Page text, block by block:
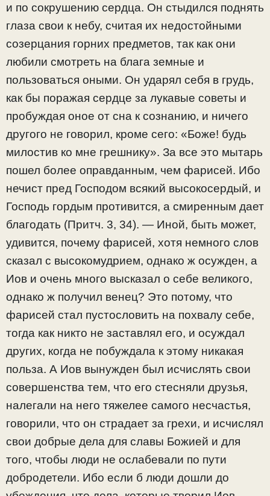
и по сокрушению сердца. Он стыдился поднять
глаза свои к небу, считая их недостойными
созерцания горних предметов, так как они
любили смотреть на блага земные и
пользоваться оными. Он ударял себя в грудь,
как бы поражая сердце за лукавые советы и
пробуждая оное от сна к сознанию, и ничего
другого не говорил, кроме сего: «Боже! будь
милостив ко мне грешнику». За все это мытарь
пошел более оправданным, чем фарисей. Ибо
нечист пред Господом всякий высокосердый, и
Господь гордым противится, а смиренным дает
благодать (Притч. 3, 34). — Иной, быть может,
удивится, почему фарисей, хотя немного слов
сказал с высокомудрием, однако ж осужден, а
Иов и очень много высказал о себе великого,
однако ж получил венец? Это потому, что
фарисей стал пустословить на похвалу себе,
тогда как никто не заставлял его, и осуждал
других, когда не побуждала к этому никакая
польза. А Иов вынужден был исчислять свои
совершенства тем, что его стесняли друзья,
налегали на него тяжелее самого несчастья,
говорили, что он страдает за грехи, и исчислял
свои добрые дела для славы Божией и для
того, чтобы люди не ослабевали по пути
добродетели. Ибо если б люди дошли до